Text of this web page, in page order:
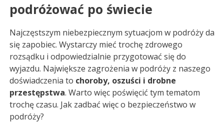
podróżować po świecie
Najczęstszym niebezpiecznym sytuacjom w podróży da
się zapobiec. Wystarczy mieć trochę zdrowego
rozsądku i odpowiedzialnie przygotować się do
wyjazdu. Największe zagrożenia w podróży z naszego
doświadczenia to choroby, oszuści i drobne
przestępstwa. Warto więc poświęcić tym tematom
trochę czasu. Jak zadbać więc o bezpieczeństwo w
podróży?